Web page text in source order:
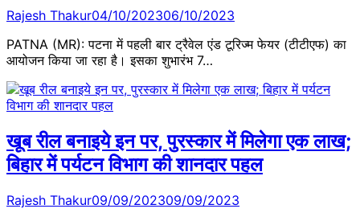
Rajesh Thakur04/10/202306/10/2023
PATNA (MR): पटना में पहली बार ट्रैवेल एंड टूरिज्म फेयर (टीटीएफ) का
आयोजन किया जा रहा है। इसका शुभारंभ 7…
खूब रील बनाइये इन पर, पुरस्कार में मिलेगा एक लाख;
बिहार में पर्यटन विभाग की शानदार पहल
Rajesh Thakur09/09/202309/09/2023